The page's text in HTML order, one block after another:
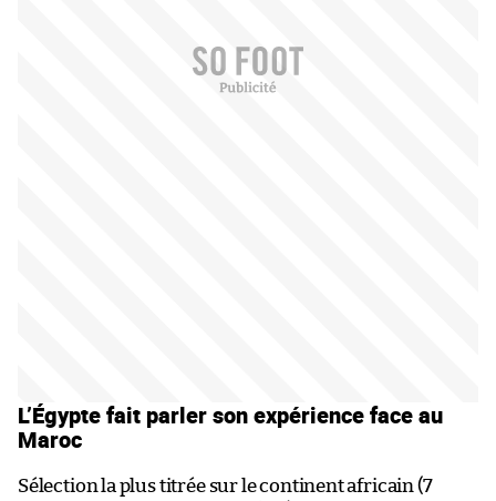
L’Égypte fait parler son expérience face au
Maroc
Sélection la plus titrée sur le continent africain (7